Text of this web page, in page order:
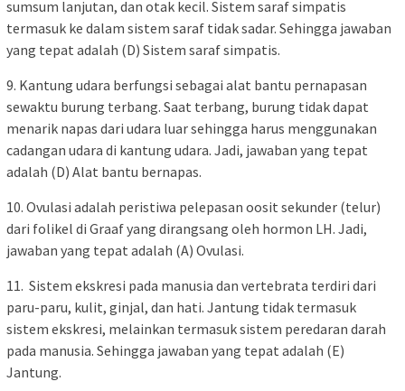
sumsum lanjutan, dan otak kecil. Sistem saraf simpatis
termasuk ke dalam sistem saraf tidak sadar. Sehingga jawaban
yang tepat adalah (D) Sistem saraf simpatis.
9. Kantung udara berfungsi sebagai alat bantu pernapasan
sewaktu burung terbang. Saat terbang, burung tidak dapat
menarik napas dari udara luar sehingga harus menggunakan
cadangan udara di kantung udara. Jadi, jawaban yang tepat
adalah (D) Alat bantu bernapas.
10. Ovulasi adalah peristiwa pelepasan oosit sekunder (telur)
dari folikel di Graaf yang dirangsang oleh hormon LH. Jadi,
jawaban yang tepat adalah (A) Ovulasi.
11. Sistem ekskresi pada manusia dan vertebrata terdiri dari
paru-paru, kulit, ginjal, dan hati. Jantung tidak termasuk
sistem ekskresi, melainkan termasuk sistem peredaran darah
pada manusia. Sehingga jawaban yang tepat adalah (E)
Jantung.